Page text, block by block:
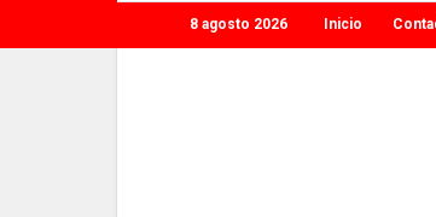
8 agosto 2026 Inicio